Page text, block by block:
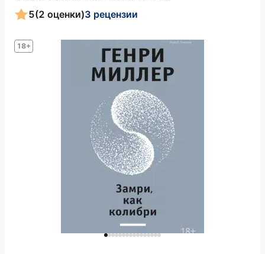
18+
5(2 оценки)3 рецензии